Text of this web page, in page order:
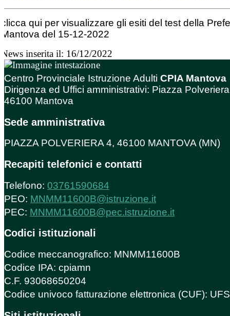
clicca qui per visualizzare gli esiti del test della
Mantova del 15-12-2022
News inserita il: 16/12/2022
Centro Provinciale Istruzione Adulti CPIA Mantova
Dirigenza ed Uffici amministrativi: Piazza
46100 Mantova
Sede amministrativa
PIAZZA POLVERIERA 4, 46100 MANTOVA (MN)
Recapiti telefonici e contatti
Telefono: 03761590684
PEO: MNMM11600B@istruzione.it
PEC: MNMM11600B@pec.istruzione.it
Codici istituzionali
Codice meccanografico: MNMM11600B
Codice IPA: cpiamn
C.F. 93068650204
Codice univoco fatturazione elettronica (CUF):